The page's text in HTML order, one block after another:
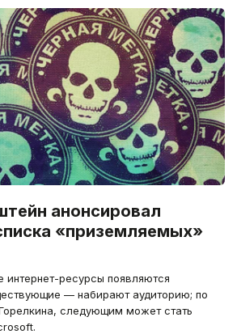
анонсировал
«приземляемых»
ресурсы появляются
аудиторию; по
следующим может стать